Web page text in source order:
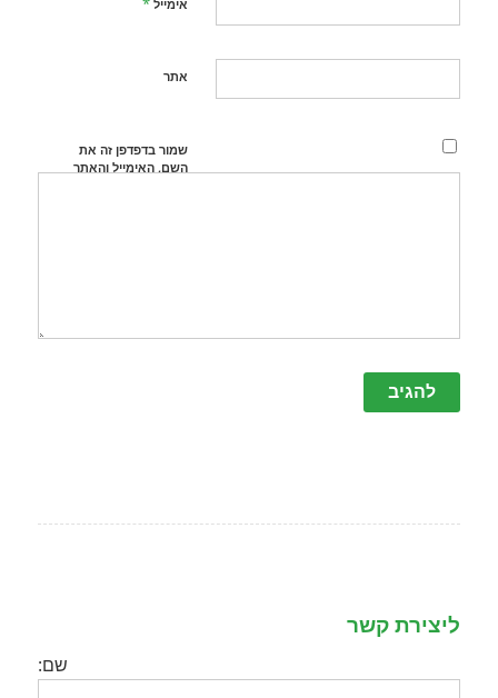
אימייל
אתר
שמור בדפדפן זה את
השם, האימייל והאתר
ליצירת קשר
שם: